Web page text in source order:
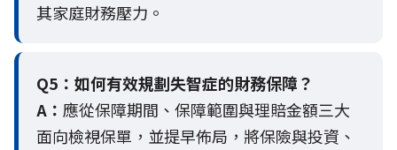
其家庭財務壓力。
Q5： 如何有效規劃失智症的財務保障？
A： 應從保障期間、保障範圍與理賠金額三大
面向檢視保單，並提早佈局，將保險與投資、